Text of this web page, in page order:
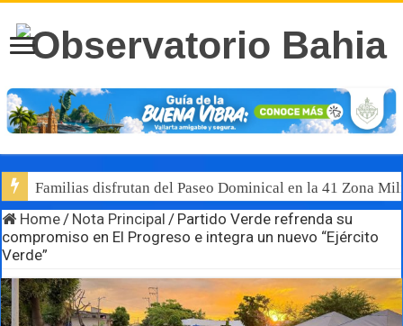
Familias disfrutan del Paseo Dominical en la 41 Zona
Home / Nota Principal / Partido Verde refrenda su
compromiso en El Progreso e integra un nuevo “Ejército
Verde”